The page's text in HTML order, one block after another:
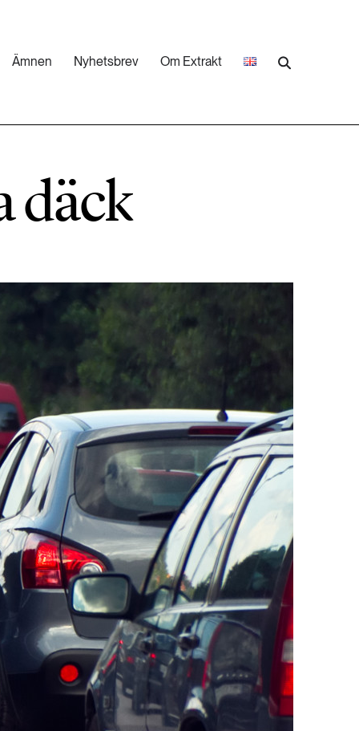
Ämnen Nyhetsbrev Om Extrakt
ARTIKLAR
däck